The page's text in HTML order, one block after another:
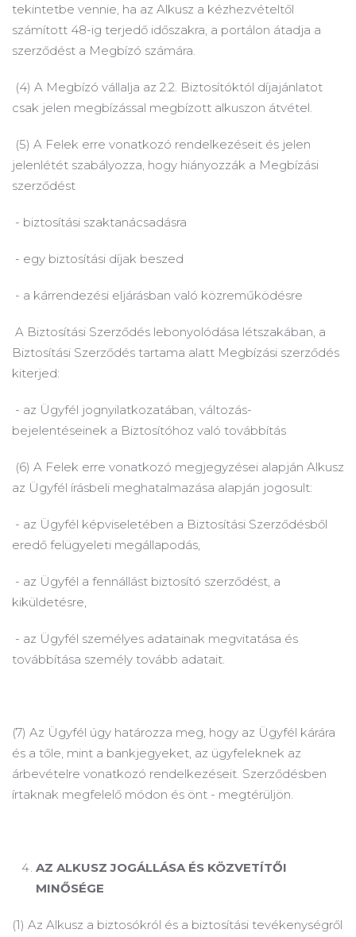
tekintetbe vennie, ha az Alkusz a kézhezvételtől
számított 48-ig terjedő időszakra, a portálon átadja a
szerződést a Megbízó számára.
(4) A Megbízó vállalja az 2.2. Biztosítóktól díjajánlatot
csak jelen megbízással megbízott alkuszon átvétel.
(5) A Felek erre vonatkozó rendelkezéseit és jelen
jelenlétét szabályozza, hogy hiányozzák a Megbízási
szerződést
- biztosítási szaktanácsadásra
- egy biztosítási díjak beszed
- a kárrendezési eljárásban való közreműködésre
A Biztosítási Szerződés lebonyolódása létszakában, a
Biztosítási Szerződés tartama alatt Megbízási szerződés
kiterjed:
- az Ügyfél jognyilatkozatában, változás-
bejelentéseinek a Biztosítóhoz való továbbítás
(6) A Felek erre vonatkozó megjegyzései alapján Alkusz
az Ügyfél írásbeli meghatalmazása alapján jogosult:
- az Ügyfél képviseletében a Biztosítási Szerződésből
eredő felügyeleti megállapodás,
- az Ügyfél a fennállást biztosító szerződést, a
kiküldetésre,
- az Ügyfél személyes adatainak megvitatása és
továbbítása személy tovább adatait.
(7) Az Ügyfél úgy határozza meg, hogy az Ügyfél kárára
és a tőle, mint a bankjegyeket, az ügyfeleknek az
árbevételre vonatkozó rendelkezéseit. Szerződésben
írtaknak megfelelő módon és önt - megtérüljön.
AZ ALKUSZ JOGÁLLÁSA ÉS KÖZVETÍTŐI
MINŐSÉGE
(1) Az Alkusz a biztosókról és a biztosítási tevékenységről